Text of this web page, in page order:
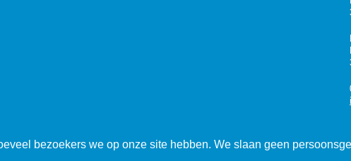
bezoekers we op onze site hebben. We slaan geen